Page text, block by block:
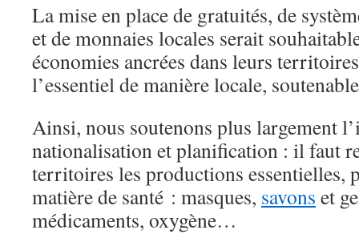
La mise en place de gratuités, de
et de monnaies locales serait
économies ancrées dans leurs
l’essentiel de manière locale,
Ainsi, nous soutenons plus largement
nationalisation et planification : il faut
territoires les productions essentielles,
matière de santé : masques, savons et
médicaments, oxygène…